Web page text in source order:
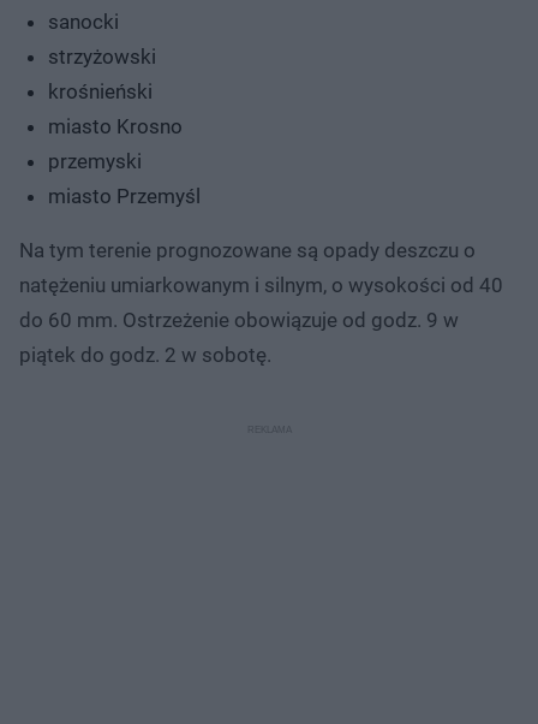
sanocki
strzyżowski
krośnieński
miasto Krosno
przemyski
miasto Przemyśl
Na tym terenie prognozowane są opady deszczu o
natężeniu umiarkowanym i silnym, o wysokości od 40
do 60 mm. Ostrzeżenie obowiązuje od godz. 9 w
piątek do godz. 2 w sobotę.